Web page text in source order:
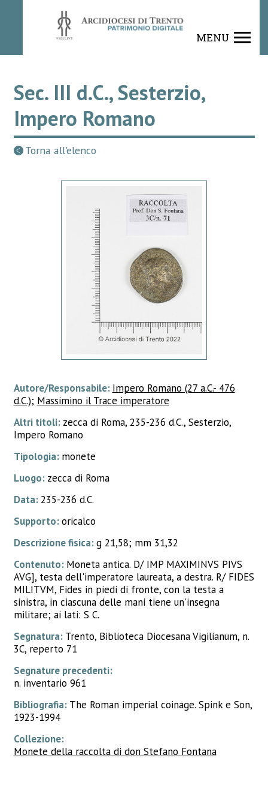
MENU
Sec. III d.C., Sesterzio,
Impero Romano
Torna all'elenco
Autore/Responsabile: Impero Romano (27 a.C.- 476
d.C.); Massimino il Trace imperatore
Altri titoli: zecca di Roma, 235-236 d.C., Sesterzio,
Impero Romano
Tipologia: monete
Luogo: zecca di Roma
Data:235-236 d.C.
Supporto:oricalco
Descrizione fisica:g 21,58; mm 31,32
Contenuto: Moneta antica. D/ IMP MAXIMINVS PIVS
AVG], testa dell'imperatore laureata, a destra. R/ FIDES
MILITVM, Fides in piedi di fronte, con la testa a
sinistra, in ciascuna delle mani tiene un'insegna
militare; ai lati: S C.
Segnatura: Trento, Biblioteca Diocesana Vigilianum, n.
3C, reperto 71
Segnature precedenti:
n. inventario 961
Bibliografia: The Roman imperial coinage. Spink e Son,
1923-1994
Collezione:
Monete della raccolta di don Stefano Fontana